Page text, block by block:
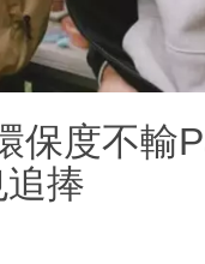
保度不輸
捧